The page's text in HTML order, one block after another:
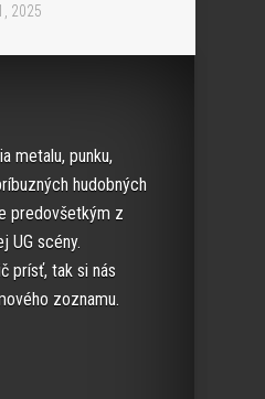
2025
metalu, punku,
hudobných
predovšetkým z
UG scény.
prísť, tak si nás
zoznamu.